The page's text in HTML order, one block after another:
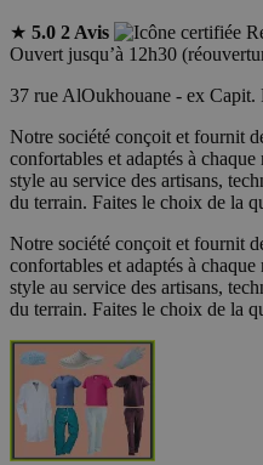
★ 5.0 2 Avis
Ouvert jusqu’à 12h30
37 rue AlOukhouane - ex Capit.
Notre société conçoit et fournit
confortables et adaptés à
style au service des artisans,
du terrain. Faites le choix de la
Notre société conçoit et fournit
confortables et adaptés à
style au service des artisans,
du terrain. Faites le choix de la